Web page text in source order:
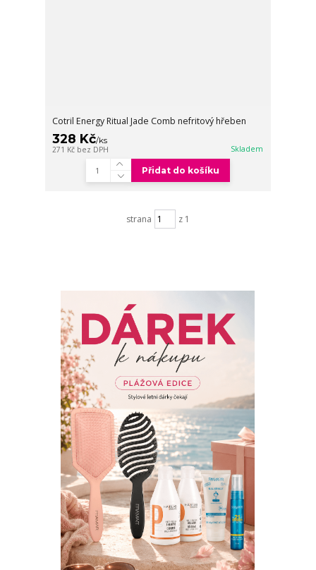
Cotril Energy Ritual Jade Comb nefritový hřeben
328 Kč/ks
271 Kč bez DPH Skladem
Přidat do košíku
strana z 1